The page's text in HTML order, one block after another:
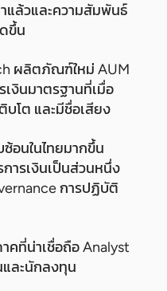
แล้วและความสัมพันธ์
ขึ้น
ผลิตภัณฑ์ใหม่ AUM
เงินมาตรฐานที่เมื่อ
บโต และมีชื่อเสียง
อนในไทยมากขึ้น
ารเงินเป็นส่วนหนึ่ง
การปฏิบัติ
คที่น่าเชื่อถือ Analyst
และนักลงทุน